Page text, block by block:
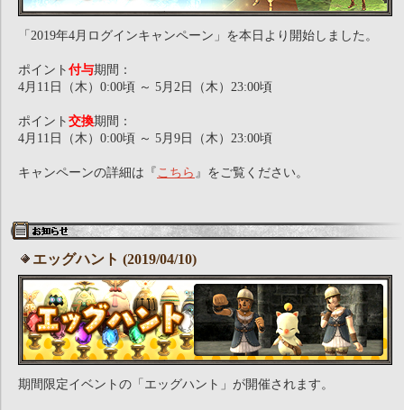
「2019年4月ログインキャンペーン」を本日より開始しました。
ポイント 付与期間：
4月11日（木）0:00頃 ～ 5月2日（木）23:00頃
ポイント 交換期間：
4月11日（木）0:00頃 ～ 5月9日（木）23:00頃
キャンペーンの詳細は『 こちら 』をご覧ください。
エッグハント (2019/04/10)
期間限定イベントの「エッグハント」が開催されます。